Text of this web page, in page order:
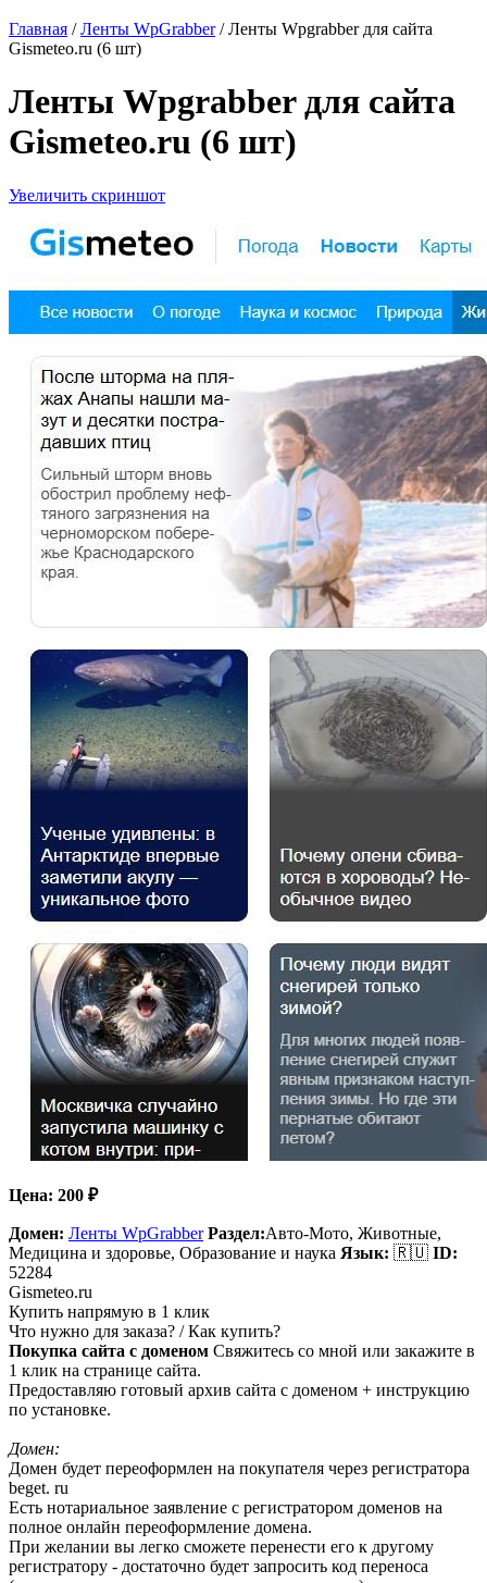
Главная /Ленты WpGrabber/ Ленты Wpgrabber для сайта
Gismeteo.ru (6 шт)
Ленты Wpgrabber для сайта
Gismeteo.ru (6 шт)
Увеличить скриншот
Цена: 200 ₽
Домен: Ленты WpGrabber Раздел:Авто-Мото, Животные,
Медицина и здоровье, Образование и наука Язык: 🇷🇺 ID:
52284
Gismeteo.ru
Купить напрямую в 1 клик
Что нужно для заказа? / Как купить?
Покупка сайта с доменом Свяжитесь со мной или закажите в
1 клик на странице сайта.
Предоставляю готовый архив сайта с доменом + инструкцию
по установке.
Домен:
Домен будет переоформлен на покупателя через регистратора
beget. ru
Есть нотариальное заявление с регистратором доменов на
полное онлайн переоформление домена.
При желании вы легко сможете перенести его к другому
регистратору - достаточно будет запросить код переноса